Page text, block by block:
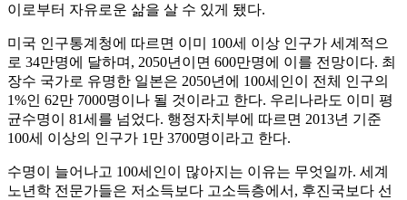
이로부터 자유로운 삶을 살 수 있게 됐다.
미국 인구통계청에 따르면 이미 100세 이상 인구가 세계적으
로 34만명에 달하며, 2050년이면 600만명에 이를 전망이다. 최
장수 국가로 유명한 일본은 2050년에 100세인이 전체 인구의
1%인 62만 7000명이나 될 것이라고 한다. 우리나라도 이미 평
균수명이 81세를 넘었다. 행정자치부에 따르면 2013년 기준
100세 이상의 인구가 1만 3700명이라고 한다.
수명이 늘어나고 100세인이 많아지는 이유는 무엇일까. 세계
노년학 전문가들은 저소득보다 고소득층에서, 후진국보다 선